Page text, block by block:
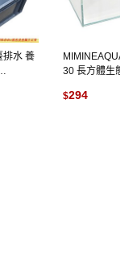
排水 養
MIMINEAQUA
30 長方體生態
$294